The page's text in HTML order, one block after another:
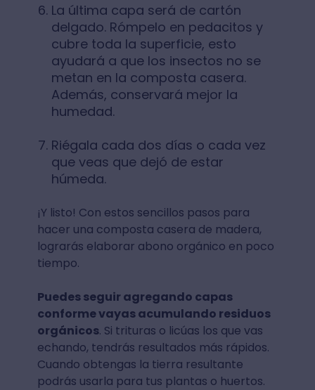
La última capa será de cartón
delgado. Rómpelo en pedacitos y
cubre toda la superficie, esto
ayudará a que los insectos no se
metan en la composta casera.
Además, conservará mejor la
humedad.
Riégala cada dos días o cada vez
que veas que dejó de estar
húmeda.
¡Y listo! Con estos sencillos pasos para
hacer una composta casera de madera,
lograrás elaborar abono orgánico en poco
tiempo.
Puedes seguir agregando capas
conforme vayas acumulando residuos
orgánicos. Si trituras o licúas los que vas
echando, tendrás resultados más rápidos.
Cuando obtengas la tierra resultante
podrás usarla para tus plantas o huertos.